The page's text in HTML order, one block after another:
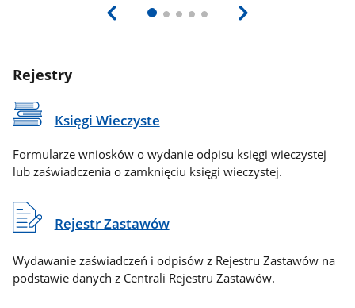
Rejestry
Księgi Wieczyste
Formularze wniosków o wydanie odpisu księgi wieczystej
lub zaświadczenia o zamknięciu księgi wieczystej.
Rejestr Zastawów
Wydawanie zaświadczeń i odpisów z Rejestru Zastawów na
podstawie danych z Centrali Rejestru Zastawów.